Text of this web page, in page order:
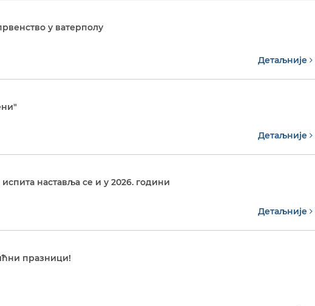
у ватерполу
Детаљније
Детаљније
наставља се и у 2026. години
Детаљније
празници!